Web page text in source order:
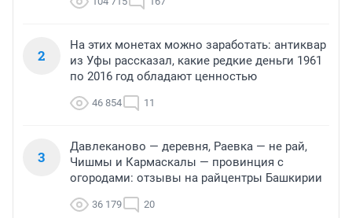
2
На этих монетах можно заработать: антиквар
из Уфы рассказал, какие редкие деньги 1961
по 2016 год обладают ценностью
46 854 11
3
Давлеканово — деревня, Раевка — не рай,
Чишмы и Кармаскалы — провинция с
огородами: отзывы на райцентры Башкирии
36 179 20